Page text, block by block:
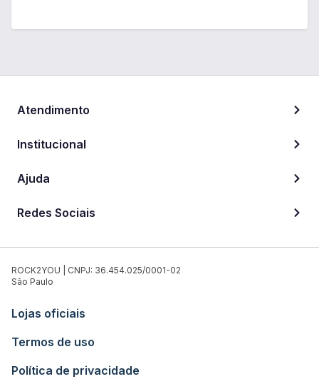
Atendimento
Institucional
Ajuda
Redes Sociais
ROCK2YOU | CNPJ: 36.454.025/0001-02
São Paulo
Lojas oficiais
Termos de uso
Política de privacidade